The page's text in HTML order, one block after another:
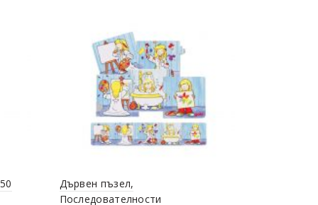
Дървен пъзел,
Последователности